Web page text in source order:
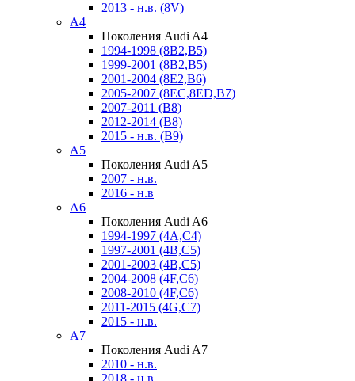
2013 - н.в. (8V)
A4
Поколения Audi A4
1994-1998 (8B2,B5)
1999-2001 (8B2,B5)
2001-2004 (8E2,B6)
2005-2007 (8EC,8ED,B7)
2007-2011 (B8)
2012-2014 (B8)
2015 - н.в. (B9)
A5
Поколения Audi A5
2007 - н.в.
2016 - н.в
A6
Поколения Audi A6
1994-1997 (4A,C4)
1997-2001 (4B,C5)
2001-2003 (4B,C5)
2004-2008 (4F,C6)
2008-2010 (4F,C6)
2011-2015 (4G,C7)
2015 - н.в.
A7
Поколения Audi A7
2010 - н.в.
2018 - н.в.